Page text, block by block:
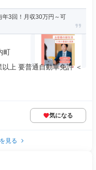
年3回！月収30万円～可
町
上 要普通自動車免許 ＜
気になる
見る